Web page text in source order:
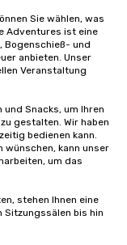
Sie wählen, was
Adventures ist eine
Bogenschieß- und
anbieten. Unser
Veranstaltung
Snacks, um Ihren
gestalten. Wir haben
bedienen kann.
wünschen, kann unser
um das
stehen Ihnen eine
Sitzungssälen bis hin